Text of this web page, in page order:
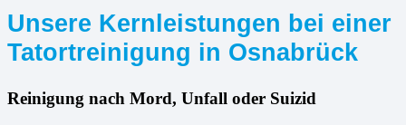
Unsere Kernleistungen bei einer
Tatortreinigung in Osnabrück
Reinigung nach Mord, Unfall oder Suizid